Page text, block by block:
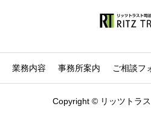
業務内容 事務所案内 ご相談フ
Copyright © リッツトラ